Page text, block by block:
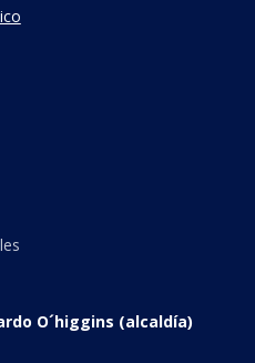
O´higgins (alcaldía)